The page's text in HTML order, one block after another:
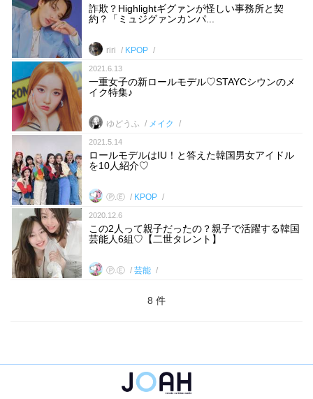
詐欺？Highlightギグァンが怪しい事務所と契
約？「ミュジグァンカンパ...
riri KPOP
2021.6.13
一重女子の新ロールモデル♡STAYCシウンのメ
イク特集♪
ゆどうふ メイク
2021.5.14
ロールモデルはIU！と答えた韓国男女アイドル
を10人紹介♡
Ⓟ.Ⓔ KPOP
2020.12.6
この2人って親子だったの？親子で活躍する韓国
芸能人6組♡【二世タレント】
Ⓟ.Ⓔ 芸能
8 件